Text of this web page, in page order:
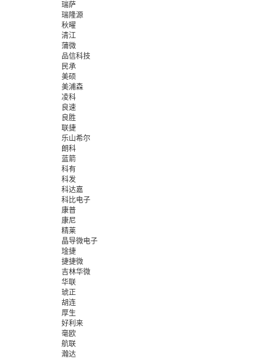
瑞萨
瑞隆源
秋曜
清江
蒲微
品信科技
民承
美硕
美浦森
凌科
良速
良胜
联捷
乐山希尔
朗科
蓝箭
科有
科发
科达嘉
科比电子
康普
康尼
精莱
晶导微电子
琻捷
捷捷微
吉林华微
华联
琥正
胡连
厚生
好利来
毫欧
航联
瀚达